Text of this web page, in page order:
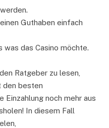
Guthaben einfach
was das Casino möchte.
Ratgeber zu lesen,
den besten
Einzahlung noch mehr aus
In diesem Fall